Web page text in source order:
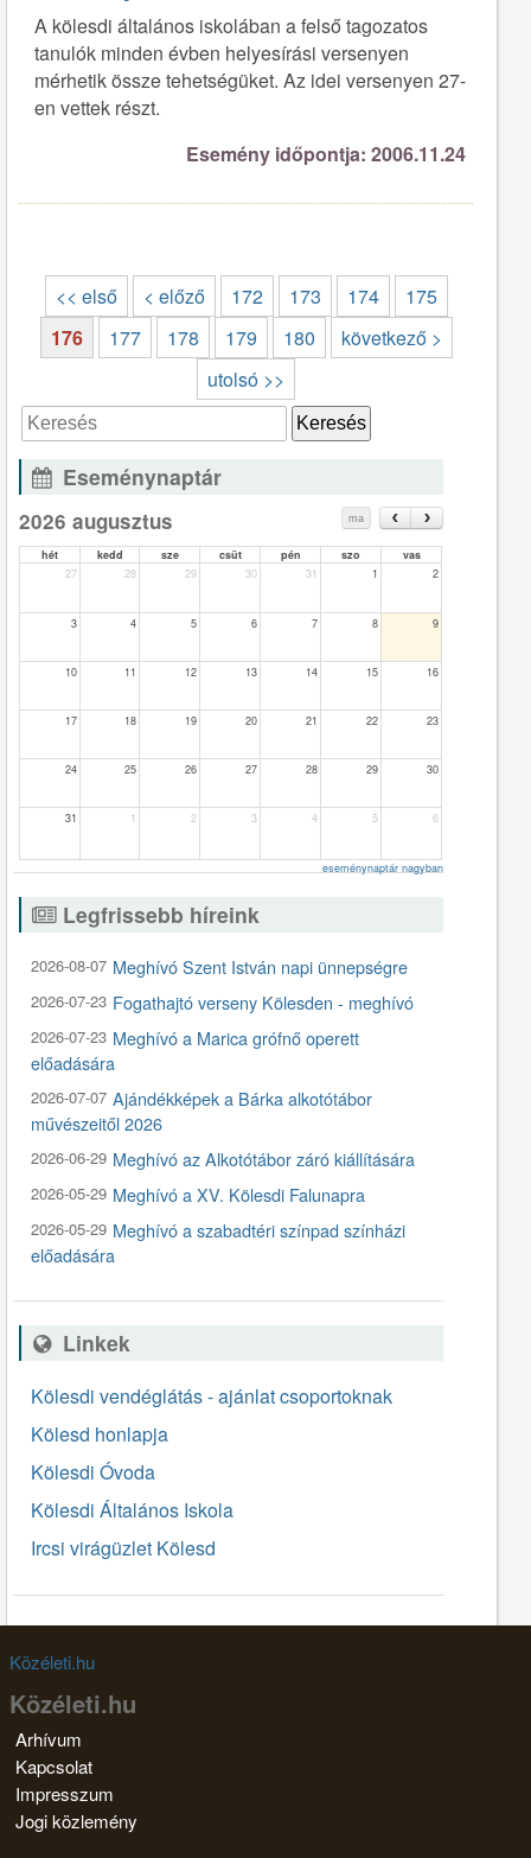
A kölesdi általános iskolában a felső tagozatos
tanulók minden évben helyesírási versenyen
mérhetik össze tehetségüket. Az idei versenyen 27-
en vettek részt.
Esemény időpontja: 2006.11.24
<< első < előző 172 173 174
175
176
177 178 179 180
következő >
utolsó >>
Eseménynaptár
2026 augusztus ma
hét kedd sze csüt pén szo
vas
27
28 29 30 31 1 2
3 4 5 6 7 8 9
10 11 12 13 14 15 16
17 18 19 20 21 22 23
24 25 26 27 28 29 30
31 1 2 3 4 5 6
eseménynaptár nagyban
Legfrissebb híreink
2026-08-07 Meghívó Szent István napi ünnepségre
2026-07-23 Fogathajtó verseny Kölesden - meghívó
2026-07-23 Meghívó a Marica grófnő operett
előadására
2026-07-07 Ajándékképek a Bárka alkotótábor
művészeitől 2026
2026-06-29 Meghívó az Alkotótábor záró kiállítására
2026-05-29 Meghívó a XV. Kölesdi Falunapra
2026-05-29 Meghívó a szabadtéri színpad színházi
előadására
Linkek
Kölesdi vendéglátás - ajánlat csoportoknak
Kölesd honlapja
Kölesdi Óvoda
Kölesdi Általános Iskola
Ircsi virágüzlet Kölesd
Közéleti.hu
Közéleti.hu
Arhívum
Kapcsolat
Impresszum
Jogi közlemény